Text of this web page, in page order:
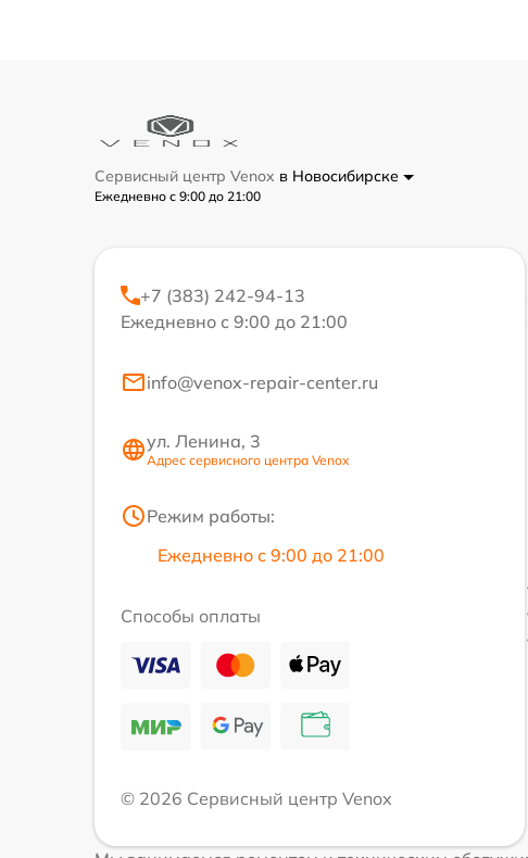
Сервисный центр Venox в Новосибирске
Ежедневно с 9:00 до 21:00
+7 (383) 242-94-13
Ежедневно с 9:00 до 21:00
info@venox-repair-center.ru
ул. Ленина, 3
Адрес сервисного центра Venox
Режим работы:
Ежедневно с 9:00 до 21:00
Способы оплаты
© 2026 Сервисный центр Venox